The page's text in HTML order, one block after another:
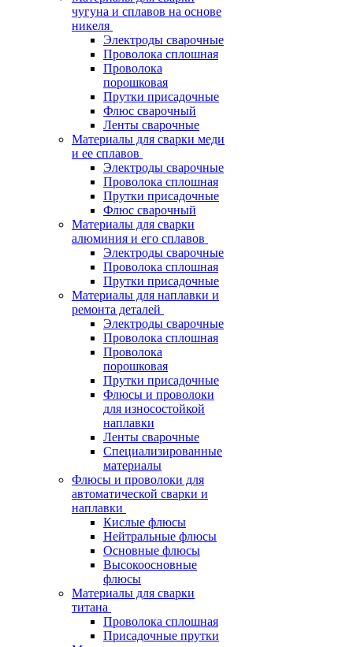
чугуна и сплавов на основе
никеля
Электроды сварочные
Проволока сплошная
Проволока
порошковая
Прутки присадочные
Флюс сварочный
Ленты сварочные
Материалы для сварки меди
и ее сплавов
Электроды сварочные
Проволока сплошная
Прутки присадочные
Флюс сварочный
Материалы для сварки
алюминия и его сплавов
Электроды сварочные
Проволока сплошная
Прутки присадочные
Материалы для наплавки и
ремонта деталей
Электроды сварочные
Проволока сплошная
Проволока
порошковая
Прутки присадочные
Флюсы и проволоки
для износостойкой
наплавки
Ленты сварочные
Специализированные
материалы
Флюсы и проволоки для
автоматической сварки и
наплавки
Кислые флюсы
Нейтральные флюсы
Основные флюсы
Высокоосновные
флюсы
Материалы для сварки
титана
Проволока сплошная
Присадочные прутки